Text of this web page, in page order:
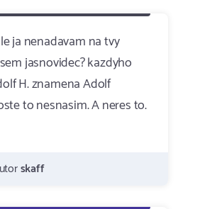
ja nenadavam na tvy
jasnovidec? kazdyho
H. znamena Adolf
to nesnasim. A neres to.
skaff